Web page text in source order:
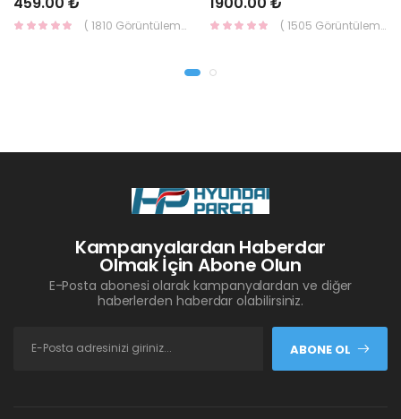
( 1810 Görüntüleme ) ( 1505 Görüntüleme )
Kampanyalardan Haberdar
Olmak İçin Abone Olun
E-Posta abonesi olarak kampanyalardan ve diğer
haberlerden haberdar olabilirsiniz.
ABONE OL